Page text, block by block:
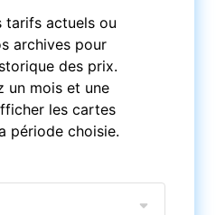
tarifs actuels ou
archives pour
des prix.
un mois et une
les cartes
période choisie.